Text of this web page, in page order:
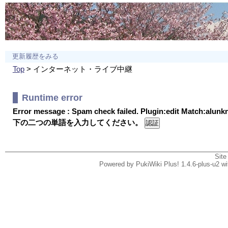
更新履歴をみる
Top> インターネット・ライブ中継
Runtime error
Error message : Spam check failed. Plugin:edit
下の二つの単語を入力してください。
Powered by PukiWiki Plus! 1.4.6-plus-u2